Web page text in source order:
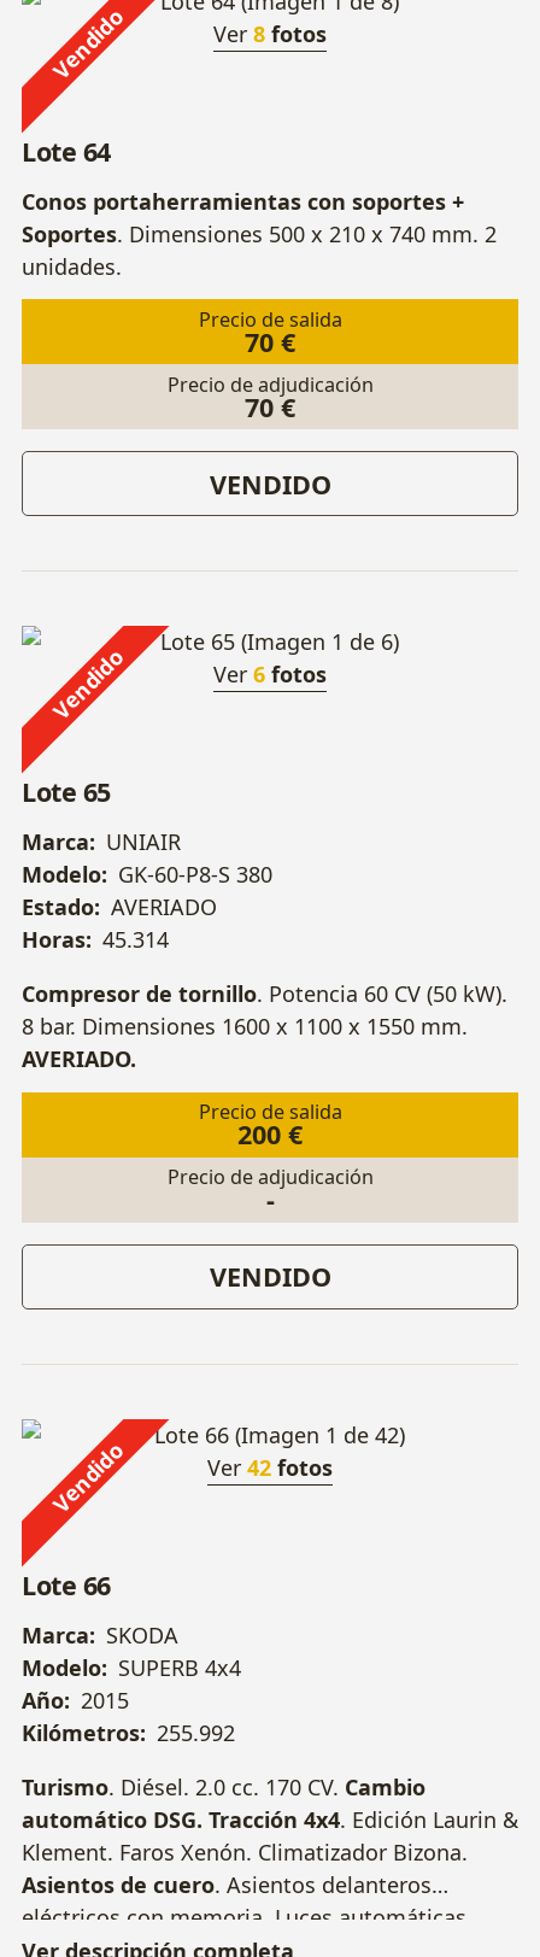
Vendido Ver 8 fotos
Lote 64
Conos portaherramientas con soportes +
Soportes. Dimensiones 500 x 210 x 740 mm. 2
unidades.
Precio de salida
70 €
Precio de adjudicación
70 €
VENDIDO
Vendido Ver 6 fotos
Lote 65
Marca: UNIAIR
Modelo: GK-60-P8-S 380
Estado: AVERIADO
Horas: 45.314
Compresor de tornillo. Potencia 60 CV (50 kW).
8 bar. Dimensiones 1600 x 1100 x 1550 mm.
AVERIADO.
Precio de salida
200 €
Precio de adjudicación
-
VENDIDO
Vendido Ver 42 fotos
Lote 66
Marca: SKODA
Modelo: SUPERB 4x4
Año: 2015
Kilómetros: 255.992
Turismo. Diésel. 2.0 cc. 170 CV. Cambio
automático DSG. Tracción 4x4. Edición Laurin &
Klement. Faros Xenón. Climatizador Bizona.
Asientos de cuero. Asientos delanteros
eléctricos con memoria. Luces automáticas.
Sensor aparcamiento trasero y delantero.